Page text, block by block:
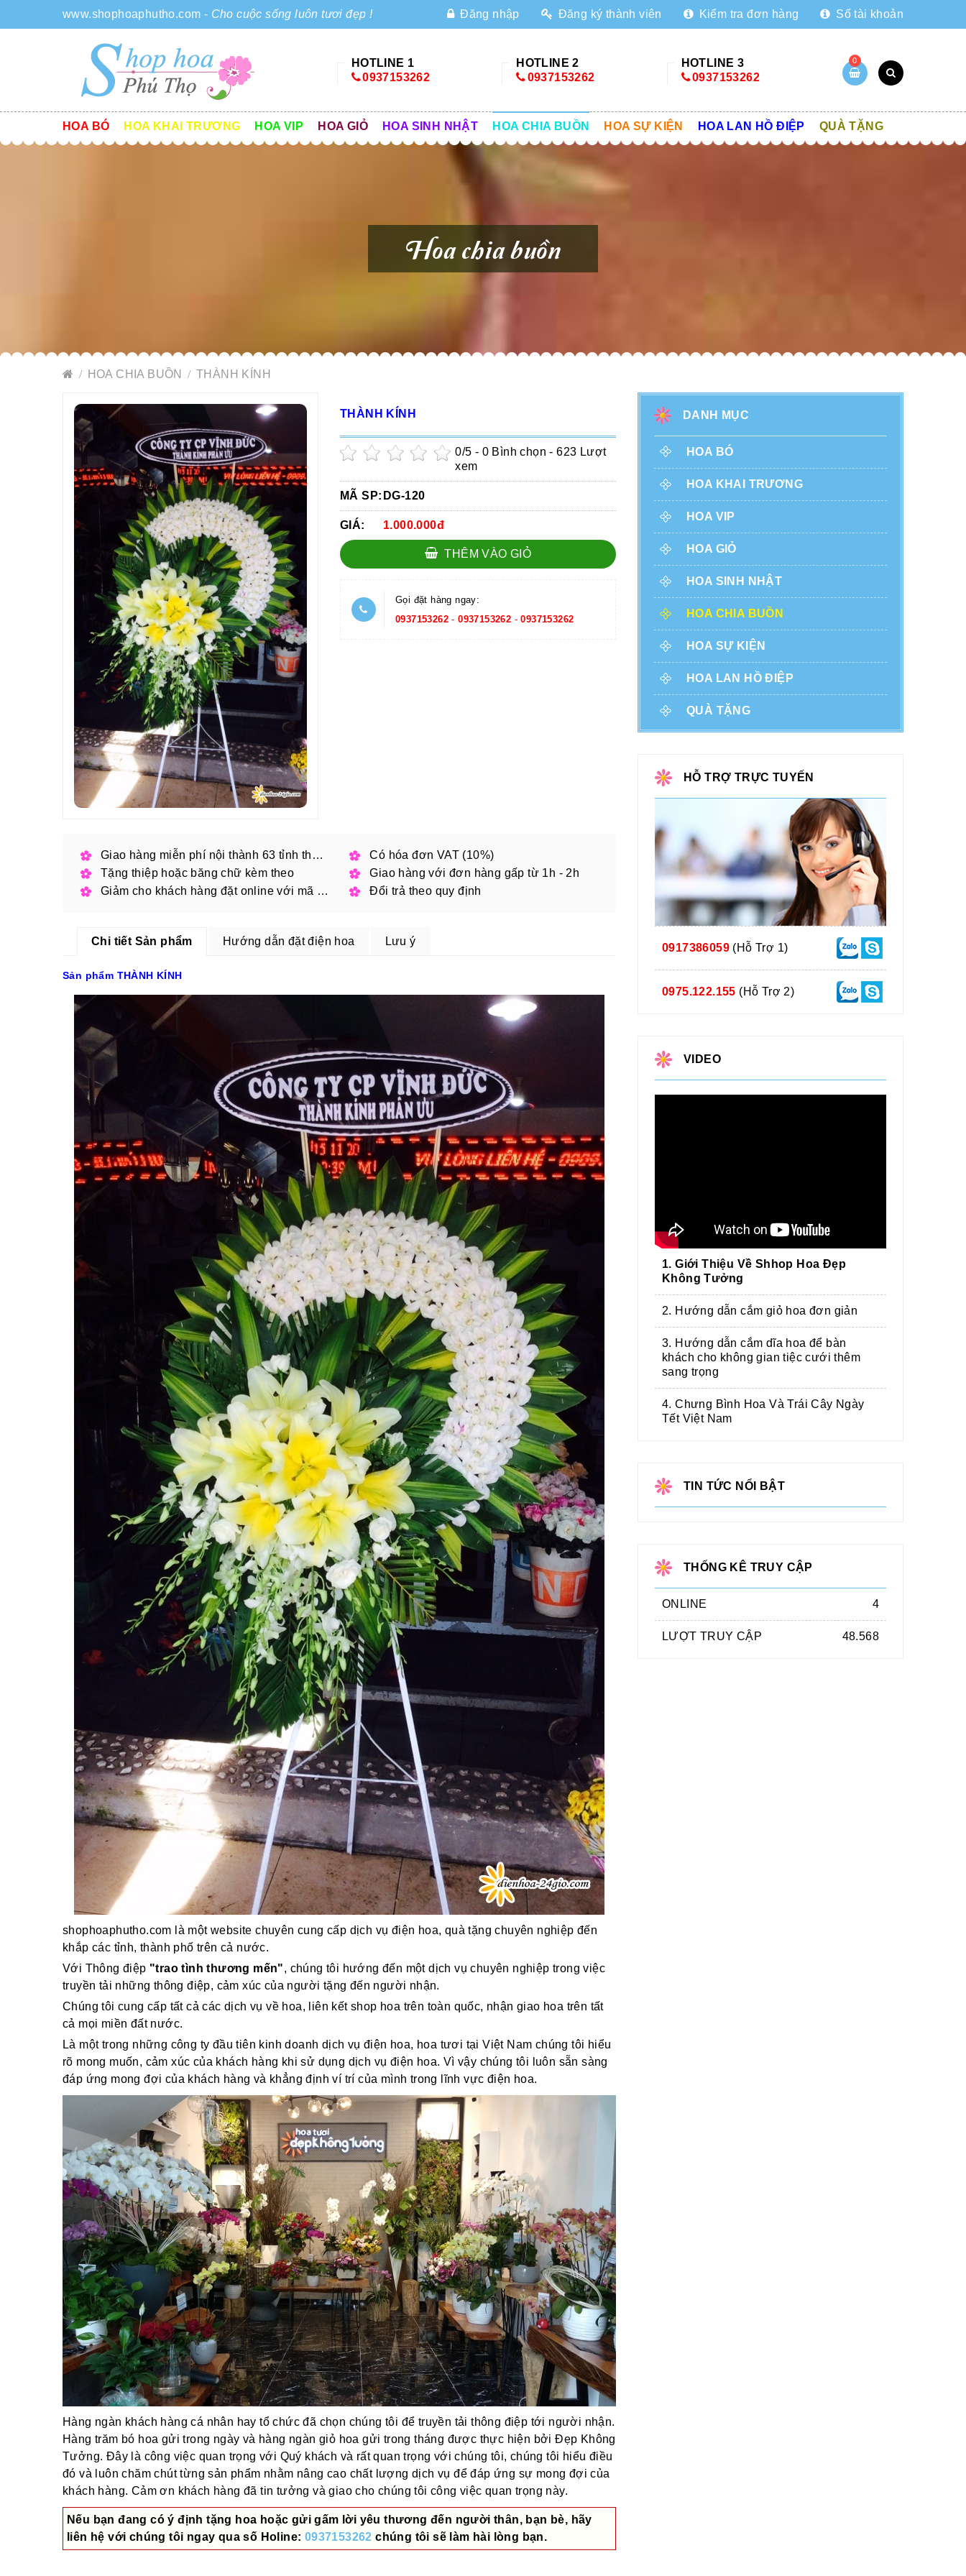
www.shophoaphutho.com - Cho cuộc sống luôn tươi đẹp ! Đăng nhập Đăng ký thành viên Kiểm tra đơn hàng Số tài khoản
HOTLINE 1
0937153262
HOTLINE 2
0937153262
HOTLINE 3
0937153262
0
HOA BÓ HOA KHAI TRƯƠNG HOA VIP HOA GIỎ HOA SINH NHẬT HOA CHIA BUỒN HOA SỰ KIỆN HOA LAN HỒ ĐIỆP QUÀ TẶNG
Hoa chia buồn
HOA CHIA BUỒN THÀNH KÍNH
THÀNH KÍNH
0/5 - 0 Bình chọn - 623 Lượt
xem
MÃ SP: DG-120
GIÁ: 1.000.000đ
THÊM VÀO GIỎ
Gọi đặt hàng ngay:
0937153262 -0937153262 -0937153262
Giao hàng miễn phí nội thành 63 tỉnh thành phố
Có hóa đơn VAT (10%)
Tặng thiệp hoặc băng chữ kèm theo
Giao hàng với đơn hàng gấp từ 1h - 2h
Giảm cho khách hàng đặt online với mã giảm giá
Đổi trả theo quy định
Chi tiết Sản phẩm Hướng dẫn đặt điện hoa Lưu ý
Sản phẩm THÀNH KÍNH
shophoaphutho.com là một website chuyên cung cấp dịch vụ điện hoa, quà tặng chuyên nghiệp đến
khắp các tỉnh, thành phố trên cả nước.
Với Thông điệp "trao tình thương mến", chúng tôi hướng đến một dịch vụ chuyên nghiệp trong việc
truyền tải những thông điệp, cảm xúc của người tặng đến người nhận.
Chúng tôi cung cấp tất cả các dịch vụ về hoa, liên kết shop hoa trên toàn quốc, nhận giao hoa trên tất
cả mọi miền đất nước.
Là một trong những công ty đầu tiên kinh doanh dịch vụ điện hoa, hoa tươi tại Việt Nam chúng tôi hiểu
rõ mong muốn, cảm xúc của khách hàng khi sử dụng dịch vụ điện hoa. Vì vậy chúng tôi luôn sẵn sàng
đáp ứng mong đợi của khách hàng và khẳng định ví trí của mình trong lĩnh vực điện hoa.
Hàng ngàn khách hàng cá nhân hay tổ chức đã chọn chúng tôi để truyền tải thông điệp tới người nhận.
Hàng trăm bó hoa gửi trong ngày và hàng ngàn giỏ hoa gửi trong tháng được thực hiện bởi Đẹp Không
Tưởng. Đây là công việc quan trọng với Quý khách và rất quan trọng với chúng tôi, chúng tôi hiểu điều
đó và luôn chăm chút từng sản phẩm nhằm nâng cao chất lượng dịch vụ để đáp ứng sự mong đợi của
khách hàng. Cảm ơn khách hàng đã tin tưởng và giao cho chúng tôi công việc quan trọng này.
Nếu bạn đang có ý định tặng hoa hoặc gửi gấm lời yêu thương đến người thân, bạn bè, hãy
liên hệ với chúng tôi ngay qua số Holine: 0937153262 chúng tôi sẽ làm hài lòng bạn.
DANH MỤC
HOA BÓ
HOA KHAI TRƯƠNG
HOA VIP
HOA GIỎ
HOA SINH NHẬT
HOA CHIA BUỒN
HOA SỰ KIỆN
HOA LAN HỒ ĐIỆP
QUÀ TẶNG
HỖ TRỢ TRỰC TUYẾN
0917386059 (Hỗ Trợ 1)
0975.122.155 (Hỗ Trợ 2)
VIDEO
1. Giới Thiệu Về Shhop Hoa Đẹp
Không Tưởng
2. Hướng dẫn cắm giỏ hoa đơn giản
3. Hướng dẫn cắm dĩa hoa để bàn
khách cho không gian tiệc cưới thêm
sang trọng
4. Chưng Bình Hoa Và Trái Cây Ngày
Tết Việt Nam
TIN TỨC NỔI BẬT
THỐNG KÊ TRUY CẬP
ONLINE 4
LƯỢT TRUY CẬP 48.568